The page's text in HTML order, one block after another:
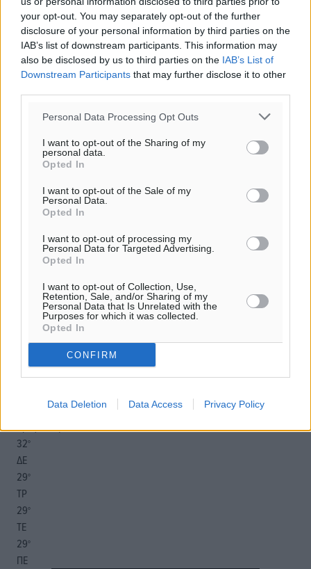
your opt-out. You may separately opt-out of the further
disclosure of your personal information by third parties on the
IAB’s list of downstream participants. This information may
also be disclosed by us to third parties on the IAB’s List of
Downstream Participants that may further disclose it to other
Personal Data Processing Opt Outs
I want to opt-out of the Sharing of my
personal data.
Opted In
I want to opt-out of the Sale of my
Personal Data.
Opted In
I want to opt-out of processing my
Personal Data for Targeted Advertising.
Opted In
I want to opt-out of Collection, Use,
Retention, Sale, and/or Sharing of my
Personal Data that Is Unrelated with the
Purposes for which it was collected.
Opted In
CONFIRM
Data Deletion Data Access Privacy Policy
Εχασε την μάχη έναντι της «INTRUM»
η ΚΑΪΡ!
Mε την υπ’ αριθμ. 238/2023 απόφαση του Τριμελούς
Εφετείου Δωδεκανήσου απορρίφθηκε ουσία η έφεση
που άσκησε η ΚΑΙΡ ΑΕ για την ακύρωση της υπ’ αριθμ.
18/2022 απόφασης του ...
12.08.23, 08:23
αίθριος καιρός
km/h
30°/32°
πρόγνωση:
32°
ΔΕ
29°
ΤΡ
29°
ΤΕ
29°
ΠΕ